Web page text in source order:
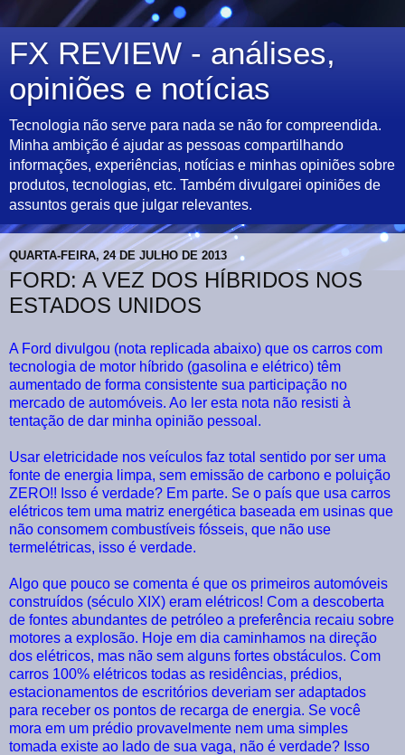
FX REVIEW - análises,
opiniões e notícias
Tecnologia não serve para nada se não for compreendida.
Minha ambição é ajudar as pessoas compartilhando
informações, experiências, notícias e minhas opiniões sobre
produtos, tecnologias, etc. Também divulgarei opiniões de
assuntos gerais que julgar relevantes.
QUARTA-FEIRA, 24 DE JULHO DE 2013
FORD: A VEZ DOS HÍBRIDOS NOS
ESTADOS UNIDOS
A Ford divulgou (nota replicada abaixo) que os carros com
tecnologia de motor híbrido (gasolina e elétrico) têm
aumentado de forma consistente sua participação no
mercado de automóveis. Ao ler esta nota não resisti à
tentação de dar minha opinião pessoal.
Usar eletricidade nos veículos faz total sentido por ser uma
fonte de energia limpa, sem emissão de carbono e poluição
ZERO!! Isso é verdade? Em parte. Se o país que usa carros
elétricos tem uma matriz energética baseada em usinas que
não consomem combustíveis fósseis, que não use
termelétricas, isso é verdade.
Algo que pouco se comenta é que os primeiros automóveis
construídos (século XIX) eram elétricos! Com a descoberta
de fontes abundantes de petróleo a preferência recaiu sobre
motores a explosão. Hoje em dia caminhamos na direção
dos elétricos, mas não sem alguns fortes obstáculos. Com
carros 100% elétricos todas as residências, prédios,
estacionamentos de escritórios deveriam ser adaptados
para receber os pontos de recarga de energia. Se você
mora em um prédio provavelmente nem uma simples
tomada existe ao lado de sua vaga, não é verdade? Isso